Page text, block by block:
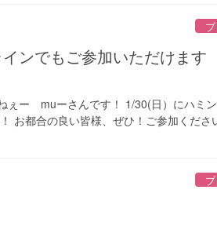
ンでもご参加いただけます
ぇー muーさんです！ 1/30(日）にハミ
お都合の良い皆様、ぜひ！ご参加くださ